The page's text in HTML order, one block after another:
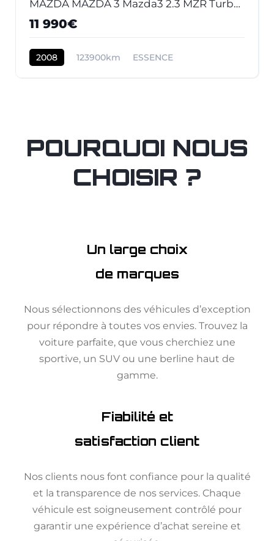
MAZDA MAZDA 3 Mazda3 2.3 MZR Turbo 2003 BERLINE MPS PHASE 2
11 990€
2008 123900km ESSENCE
POURQUOI NOUS
CHOISIR ?
Un large choix
de marques
Nous sélectionnons des véhicules d’exception
pour répondre à toutes vos envies. Trouvez la
voiture parfaite, que vous cherchiez une
sportive, un SUV ou une berline haut de
gamme.
Fiabilité et
satisfaction client
Nos clients nous font confiance pour la qualité
et la transparence de nos services. Chaque
véhicule est soigneusement contrôlé pour
garantir une expérience d’achat sereine et